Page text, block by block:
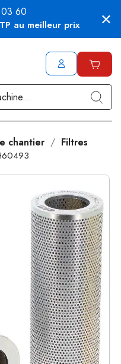
au meilleur prix
60
chantier
Filtres